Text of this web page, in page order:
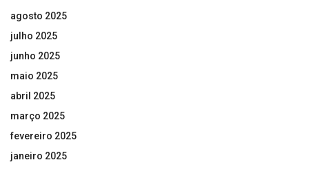
agosto 2025
julho 2025
junho 2025
maio 2025
abril 2025
março 2025
fevereiro 2025
janeiro 2025